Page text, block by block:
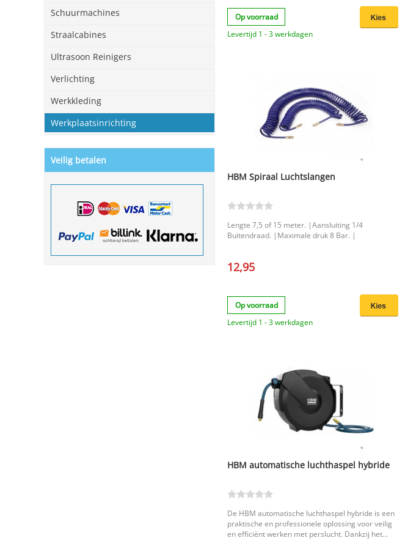
Schuurmachines
Straalcabines
Ultrasoon Reinigers
Verlichting
Werkkleding
Werkplaatsinrichting
Veilig betalen
Op voorraad
Levertijd 1 - 3 werkdagen
HBM Spiraal Luchtslangen
Lengte 7,5 of 15 meter. |Aansluiting 1/4
Buitendraad. |Maximale druk 8 Bar. |
12,95
Op voorraad
Levertijd 1 - 3 werkdagen
HBM automatische luchthaspel hybride
De HBM automatische luchthaspel hybride is een
praktische en professionele oplossing voor veilig
en efficiënt werken met perslucht. Dankzij het